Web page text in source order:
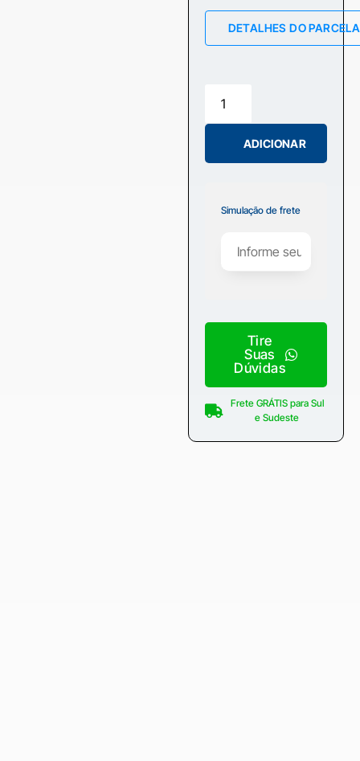
DETALHES DO
ADICIONAR
Simulação de frete
Tire
Suas
Dúvidas
Frete GRÁTIS para Sul
e Sudeste